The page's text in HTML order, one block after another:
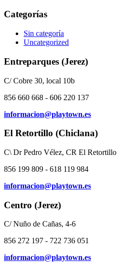
Categorías
Sin categoría
Uncategorized
Entreparques (Jerez)
C/ Cobre 30, local 10b
856 660 668 - 606 220 137
informacion@playtown.es
El Retortillo (Chiclana)
C\ Dr Pedro Vélez, CR El Retortillo
856 199 809 - 618 119 984
informacion@playtown.es
Centro (Jerez)
C/ Nuño de Cañas, 4-6
856 272 197 - 722 736 051
informacion@playtown.es